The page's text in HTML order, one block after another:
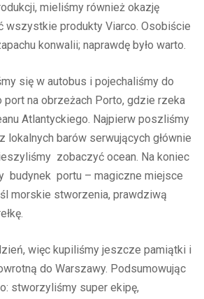
mieliśmy również okazję
wszystkie produkty Viarco. Osobiście
konwalii; naprawdę było warto.
się w autobus i pojechaliśmy do
na obrzeżach Porto, gdzie rzeka
Atlantyckiego. Najpierw poszliśmy
lokalnych barów serwujących głównie
zobaczyć ocean. Na koniec
budynek portu – magiczne miejsce
morskie stworzenia, prawdziwą
więc kupiliśmy jeszcze pamiątki i
do Warszawy. Podsumowując
stworzyliśmy super ekipę,